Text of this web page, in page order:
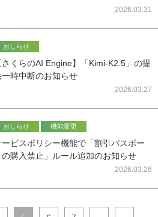
2026.03.31
おしらせ
さくらのAI Engine】「Kimi-K2.5」の提
一時中断のお知らせ
2026.03.27
おしらせ 機能変更
ービスポリシー機能で「割引パスポー
の購入禁止」ルール追加のお知らせ
2026.03.26